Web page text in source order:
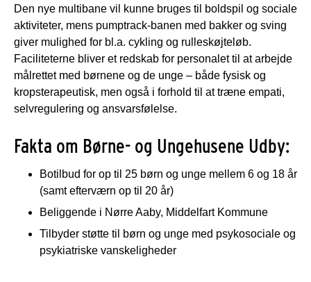
Den nye multibane vil kunne bruges til boldspil og sociale
aktiviteter, mens pumptrack-banen med bakker og sving
giver mulighed for bl.a. cykling og rulleskøjteløb.
Faciliteterne bliver et redskab for personalet til at arbejde
målrettet med børnene og de unge – både fysisk og
kropsterapeutisk, men også i forhold til at træne empati,
selvregulering og ansvarsfølelse.
Fakta om Børne- og Ungehusene Udby:
Botilbud for op til 25 børn og unge mellem 6 og 18 år
(samt efterværn op til 20 år)
Beliggende i Nørre Aaby, Middelfart Kommune
Tilbyder støtte til børn og unge med psykosociale og
psykiatriske vanskeligheder